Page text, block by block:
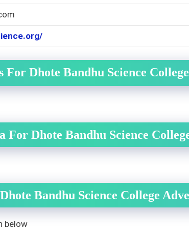
For Dhote Bandhu Science
Dhote Bandhu Science
Bandhu Science College
below